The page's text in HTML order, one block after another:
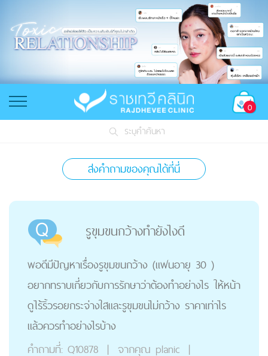
0
ระบุคำค้นหา
ส่งคำถามของคุณได้ที่นี่
รูขุมขนกว้างทำยังไงดี
พอดีมีปัญหาเรื่องรูขุมขนกว้าง (แฟนอายุ 30 )
อยากทราบเกี่ยวกับการรักษาว่าต้องทำอย่างไร ให้หน้า
ดูไร้ริ้วรอยกระจ่างใสและรูขุมขนไม่กว้าง ราคาเท่าไร
แล้วควรทำอย่างไรบ้าง
คำถามที่: Q10878 | จากคุณ planic |